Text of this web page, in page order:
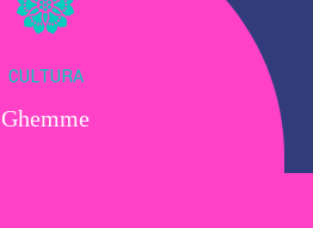
CULTURA
Ghemme